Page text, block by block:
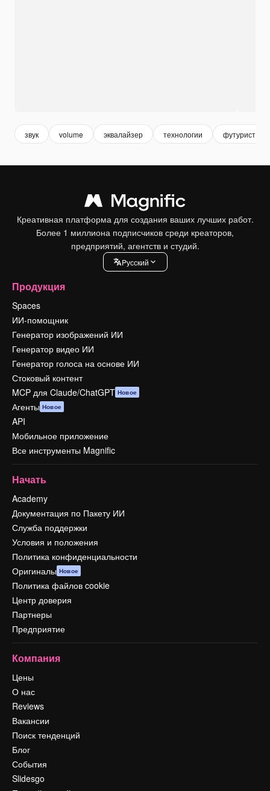
звук volume эквалайзер технологии
Креативная платформа для создания ваших лучших работ.
Более 1 миллиона подписчиков среди креаторов,
предприятий, агентств и студий.
Pусский
Продукция
Spaces
ИИ-помощник
Генератор изображений ИИ
Генератор видео ИИ
Генератор голоса на основе ИИ
Стоковый контент
MCP для Claude/ChatGPT Новое
Агенты Новое
API
Мобильное приложение
Все инструменты Magnific
Начать
Academy
Документация по Пакету ИИ
Служба поддержки
Условия и положения
Политика конфиденциальности
Оригиналы Новое
Политика файлов cookie
Центр доверия
Партнеры
Предприятие
Компания
Цены
О нас
Reviews
Вакансии
Поиск тенденций
Блог
События
Slidesgo